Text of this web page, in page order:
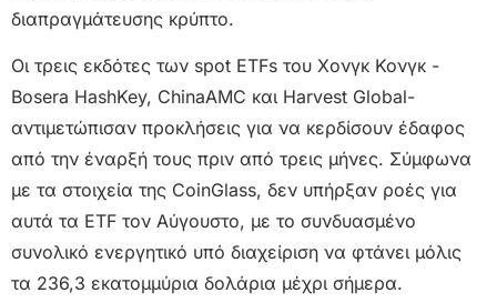
διαπραγμάτευσης κρύπτο.
Οι τρεις εκδότες των spot ETFs του Χονγκ Κονγκ -
Bosera HashKey, ChinaAMC και Harvest Global-
αντιμετώπισαν προκλήσεις για να κερδίσουν έδαφος
από την έναρξή τους πριν από τρεις μήνες. Σύμφωνα
με τα στοιχεία της CoinGlass, δεν υπήρξαν ροές για
αυτά τα ETF τον Αύγουστο, με το συνδυασμένο
συνολικό ενεργητικό υπό διαχείριση να φτάνει μόλις
τα 236,3 εκατομμύρια δολάρια μέχρι σήμερα.